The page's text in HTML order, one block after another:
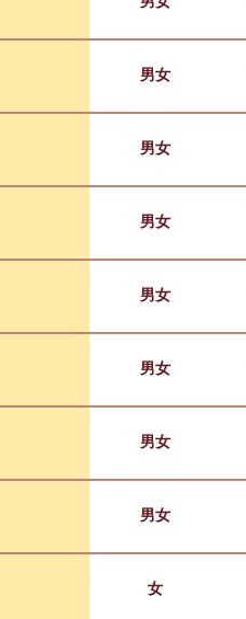
男女
男女
男女
男女
男女
男女
男女
女